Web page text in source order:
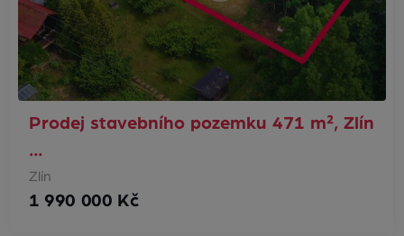
Prodej stavebního pozemku 471 m², Zlín
…
Zlín
1 990 000 Kč